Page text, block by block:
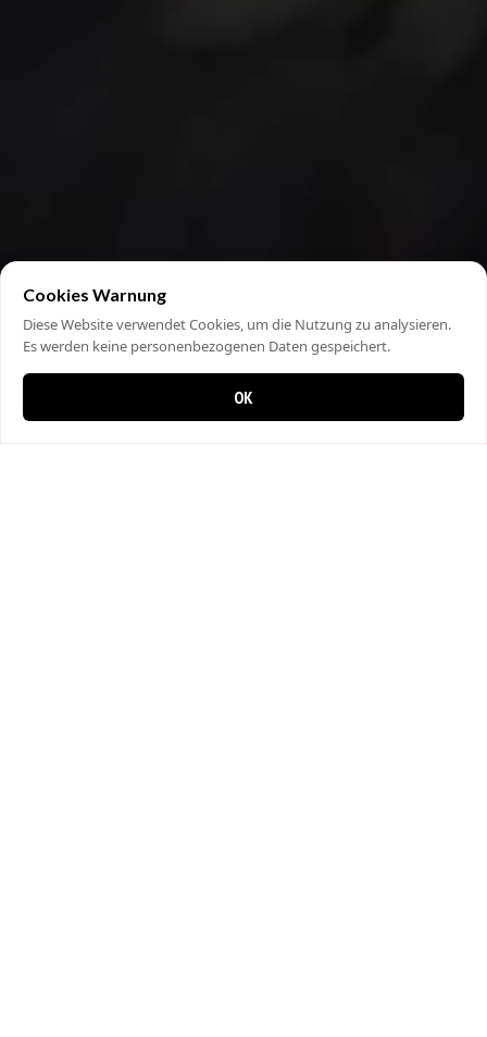
Cookies Warnung
Diese Website verwendet Cookies, um die Nutzung zu analysieren.
Es werden keine personenbezogenen Daten gespeichert.
OK